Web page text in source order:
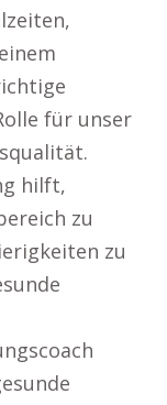
für unser
hilft,
zu
zu